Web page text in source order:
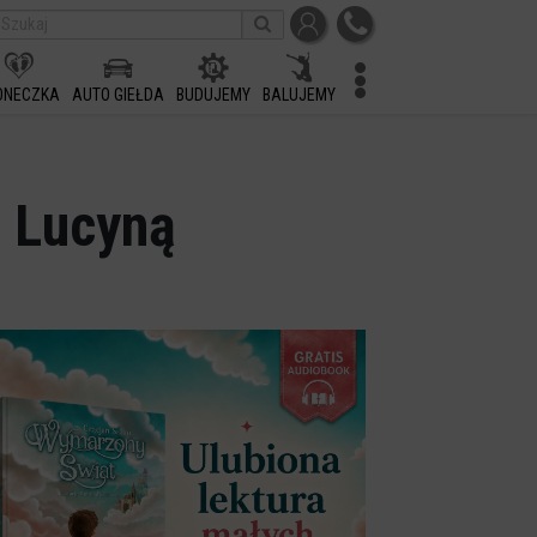
AUTO GIEŁDA BUDUJEMY BALUJEMY